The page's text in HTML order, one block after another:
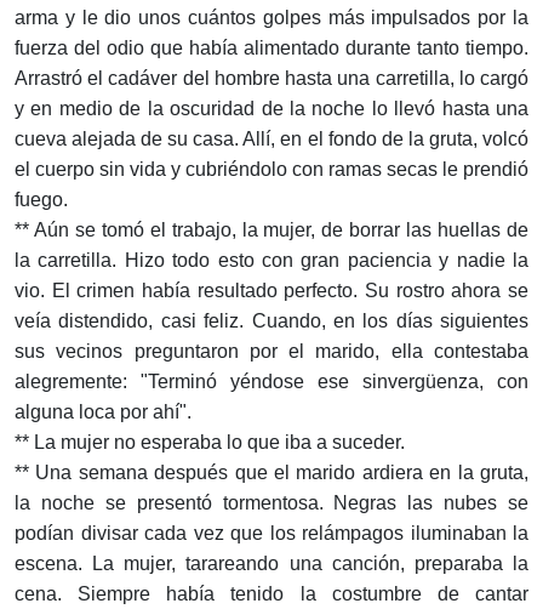
arma y le dio unos cuántos golpes más impulsados por la
fuerza del odio que había alimentado durante tanto tiempo.
Arrastró el cadáver del hombre hasta una carretilla, lo cargó
y en medio de la oscuridad de la noche lo llevó hasta una
cueva alejada de su casa. Allí, en el fondo de la gruta, volcó
el cuerpo sin vida y cubriéndolo con ramas secas le prendió
fuego.
** Aún se tomó el trabajo, la mujer, de borrar las huellas de
la carretilla. Hizo todo esto con gran paciencia y nadie la
vio. El crimen había resultado perfecto. Su rostro ahora se
veía distendido, casi feliz. Cuando, en los días siguientes
sus vecinos preguntaron por el marido, ella contestaba
alegremente: "Terminó yéndose ese sinvergüenza, con
alguna loca por ahí".
** La mujer no esperaba lo que iba a suceder.
** Una semana después que el marido ardiera en la gruta,
la noche se presentó tormentosa. Negras las nubes se
podían divisar cada vez que los relámpagos iluminaban la
escena. La mujer, tarareando una canción, preparaba la
cena. Siempre había tenido la costumbre de cantar